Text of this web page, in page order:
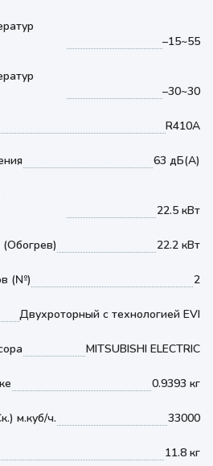
–15~55
–30~30
R410A
63 дБ(А)
22.5 кВт
22.2 кВт
(№) 2
Двухроторный с технологией EVI
MITSUBISHI ELECTRIC
0.9393 кг
м.куб/ч. 33000
11.8 кг